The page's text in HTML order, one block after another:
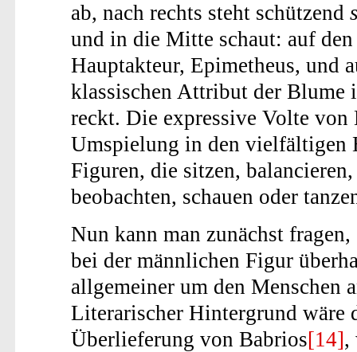
ab, nach rechts steht schützend
und in die Mitte schaut: auf
Hauptakteur, Epimetheus, und
klassischen Attribut der Blume
reckt. Die expressive Volte
Umspielung in den vielfältigen
Figuren, die sitzen,
beobachten, schauen oder
Nun kann man zunächst
bei der männlichen Figur
allgemeiner um den Menschen
Literarischer Hintergrund wäre
Überlieferung von Babrios[14],